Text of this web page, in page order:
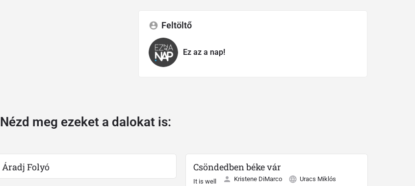
Feltöltő
Ez az a nap!
Nézd meg ezeket a dalokat is:
Áradj Folyó Csöndedben béke vár
It is well Kristene DiMarco Uracs Miklós